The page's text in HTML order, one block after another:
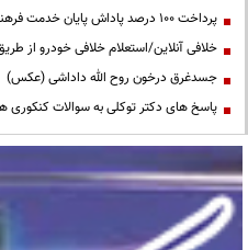
پرداخت ۱۰۰ درصد پاداش پایان خدمت فرهنگیان
خلافی آنلاین/استعلام خلافی خودرو از
جسدغرق درخون روح الله داداشی (عکس)
پاسخ های دکتر توکلی به سوالات کنکوری